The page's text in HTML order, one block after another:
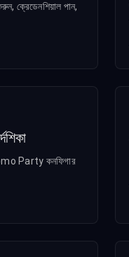
ক্রেডেনশিয়াল পান,
Party কনফিগার